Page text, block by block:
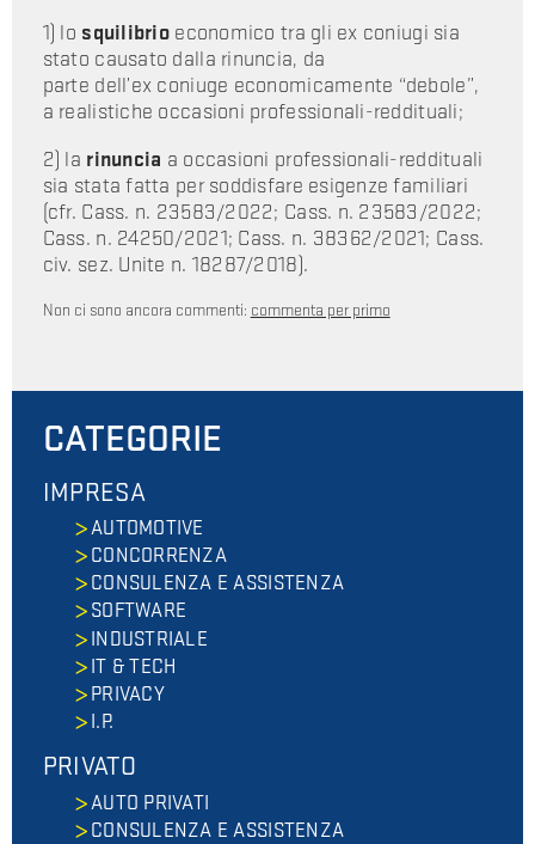
1) lo squilibrio economico tra gli ex coniugi sia
stato causato dalla rinuncia, da
parte dell’ex coniuge economicamente “debole”,
a realistiche occasioni professionali-reddituali;
2) la rinuncia a occasioni professionali-reddituali
sia stata fatta per soddisfare esigenze familiari
(cfr. Cass. n. 23583/2022; Cass. n. 23583/2022;
Cass. n. 24250/2021; Cass. n. 38362/2021; Cass.
civ. sez. Unite n. 18287/2018).
Non ci sono ancora commenti: commenta per primo
CATEGORIE
IMPRESA
AUTOMOTIVE
CONCORRENZA
CONSULENZA E ASSISTENZA
SOFTWARE
INDUSTRIALE
IT & TECH
PRIVACY
I.P.
PRIVATO
AUTO PRIVATI
CONSULENZA E ASSISTENZA